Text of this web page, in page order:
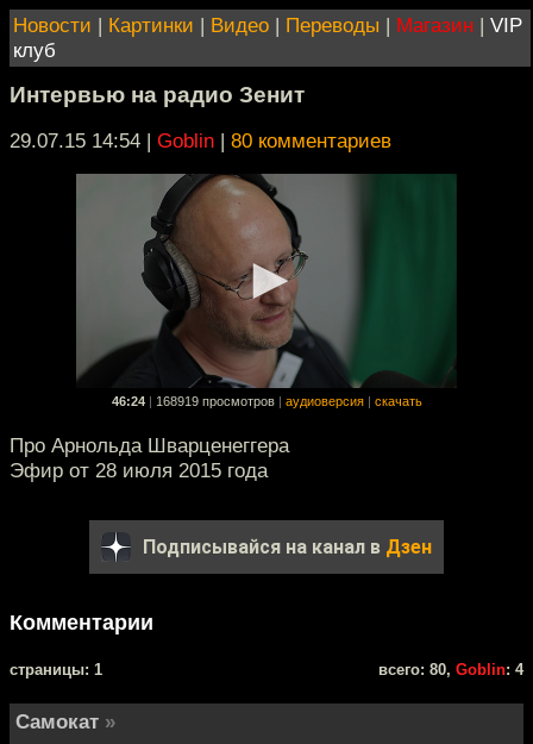
Новости | Картинки | Видео | Переводы | Магазин | VIP
клуб
Интервью на радио Зенит
29.07.15 14:54 | Goblin | 80 комментариев
46:24 168919 просмотров аудиоверсия скачать
Про Арнольда Шварценеггера
Эфир от 28 июля 2015 года
Подписывайся на канал в Дзен
Комментарии
cтраницы: 1 всего: 80, Goblin: 4
Самокат »